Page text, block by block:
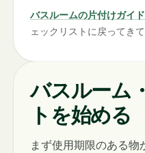
バスルームの片付けガイ
ェックリストに戻ってきて
バスルーム
トを始める
まず使用期限のある